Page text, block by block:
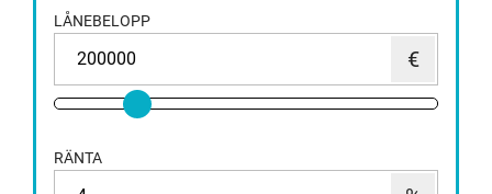
LÅNEBELOPP
RÄNTA